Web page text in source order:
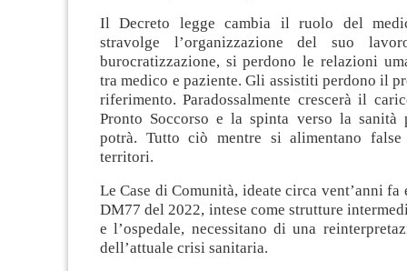
Il Decreto legge cambia il ruolo del
stravolge l’organizzazione del suo
burocratizzazione, si perdono le relazioni
tra medico e paziente. Gli assistiti perdono il
riferimento. Paradossalmente crescerà il
Pronto Soccorso e la spinta verso la sanità
potrà. Tutto ciò mentre si alimentano false
territori.
Le Case di Comunità, ideate circa vent’anni fa
DM77 del 2022, intese come strutture
e l’ospedale, necessitano di una
dell’attuale crisi sanitaria.